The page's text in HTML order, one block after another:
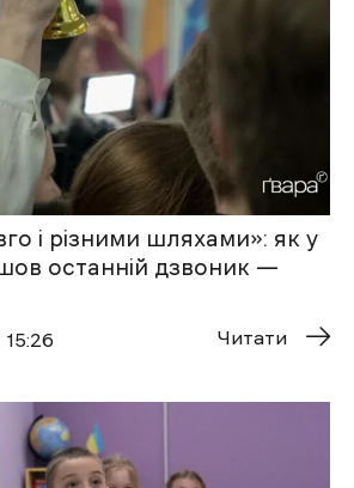
і різними шляхами»: як у
останній дзвоник —
Читати